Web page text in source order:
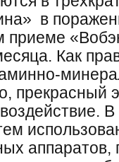
в
приеме
Как
прекрасный